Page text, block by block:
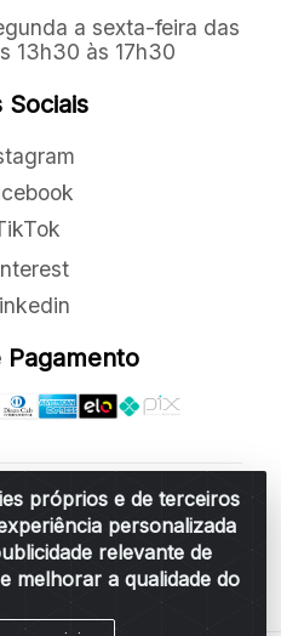
próprios e de terceiros
personalizada
relevante de
melhorar a qualidade do
a sexta-feira das
13h30 às 17h30
Sociais
Pagamento
LTDA - R: Rua
Alves, 876 - Santa
13.456-166 - CNPJ
0001-34